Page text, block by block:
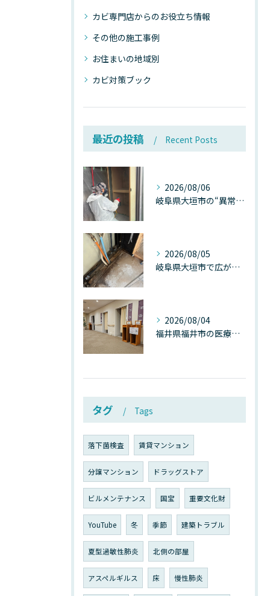
カビ専門店からのお役立ち情報
その他の施工事例
お住まいの地域別
カビ対策ブック
最近の投稿 Recent Posts
2026/08/06
岐阜県大垣市の“異常に高い気温”が建物内部を腐らせる──深層カビが爆発的に増える本当の理由
2026/08/05
岐阜県大垣市で広がる“深層カビ汚染”──なぜ除カビが必要なのか、建物内部で起きている見えない危機
2026/08/04
福井県福井市の医療施設で広がる“見えないカビ汚染”──なぜ除カビが必須なのか、その本質を徹底解説
タグ Tags
落下菌検査 賃貸マンション
分譲マンション ドラッグストア
ビルメンテナンス 国宝 重要文化財
YouTube 冬 季節 建築トラブル
夏型過敏性肺炎 北側の部屋
アスペルギルス 床 慢性肺炎